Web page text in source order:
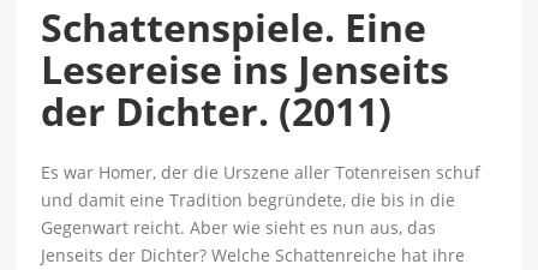
Schattenspiele. Eine
Lesereise ins Jenseits
der Dichter. (2011)
Es war Homer, der die Urszene aller Totenreisen schuf
und damit eine Tradition begründete, die bis in die
Gegenwart reicht. Aber wie sieht es nun aus, das
Jenseits der Dichter? Welche Schattenreiche hat ihre